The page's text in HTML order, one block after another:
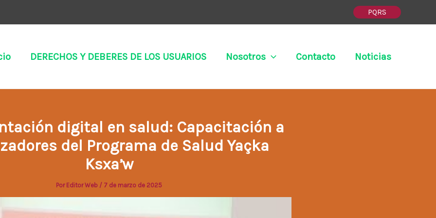
PQRS
DERECHOS Y DEBERES DE LOS USUARIOS Nosotros Contacto Noticias
digital en salud: Capacitación a
del Programa de Salud Yaçka
Ksxaʼw
Por Editor Web / 7 de marzo de 2025